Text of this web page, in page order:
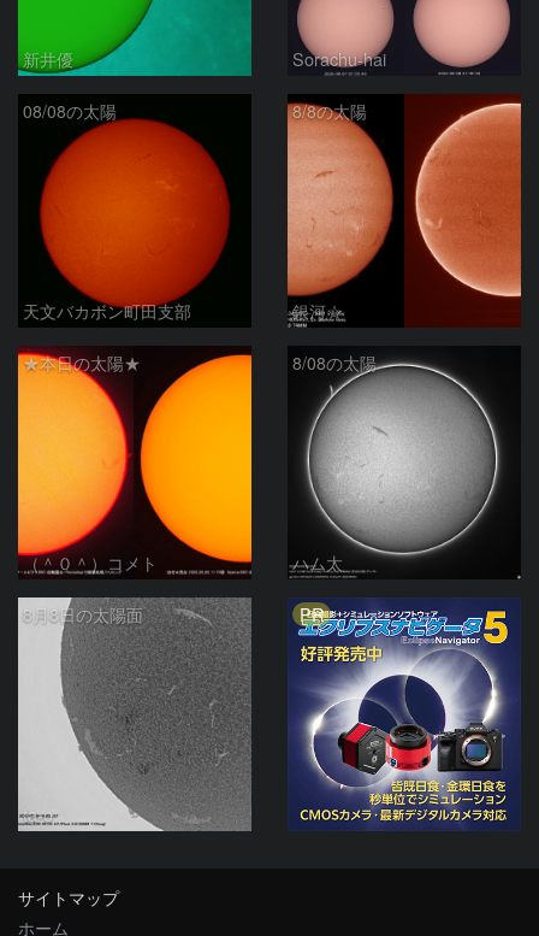
新井優 Sorachu-hai
08/08の太陽
天文バカボン町田支部
8/8の太陽
銀河☆
★本日の太陽★
（＾０＾）コメト
8/08の太陽
ハム太
8月8日の太陽面
ta-o
PR
サイトマップ
ホーム